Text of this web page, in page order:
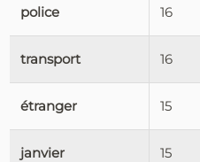
police 16
transport 16
étranger 15
janvier 15